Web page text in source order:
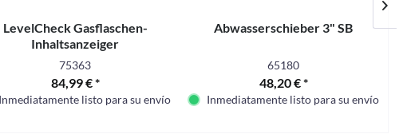
LevelCheck Gasflaschen-
Inhaltsanzeiger
75363
84,99 € *
Inmediatamente listo para su envío
Abwasserschieber 3" SB
65180
48,20 € *
Inmediatamente listo para su envío